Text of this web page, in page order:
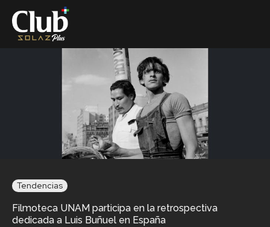
Tendencias
Filmoteca UNAM participa en la retrospectiva
dedicada a Luis Buñuel en España